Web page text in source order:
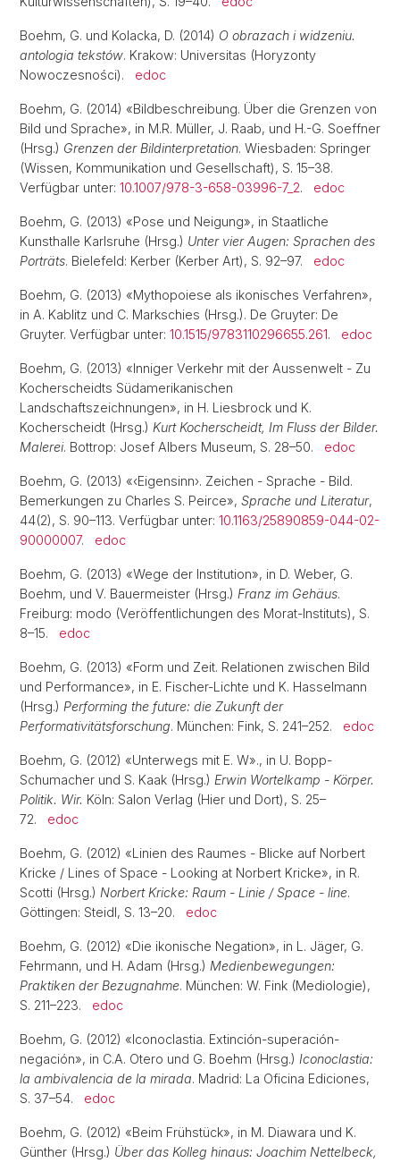
Boehm, G. und Kolacka, D. (2014) O obrazach i widzeniu.
antologia tekstów. Krakow: Universitas (Horyzonty
Nowoczesności). edoc
Boehm, G. (2014) «Bildbeschreibung. Über die Grenzen von
Bild und Sprache», in M.R. Müller, J. Raab, und H.-G. Soeffner
(Hrsg.) Grenzen der Bildinterpretation. Wiesbaden: Springer
(Wissen, Kommunikation und Gesellschaft), S. 15–38.
Verfügbar unter: 10.1007/978-3-658-03996-7_2. edoc
Boehm, G. (2013) «Pose und Neigung», in Staatliche
Kunsthalle Karlsruhe (Hrsg.) Unter vier Augen: Sprachen des
Porträts. Bielefeld: Kerber (Kerber Art), S. 92–97. edoc
Boehm, G. (2013) «Mythopoiese als ikonisches Verfahren»,
in A. Kablitz und C. Markschies (Hrsg.). De Gruyter: De
Gruyter. Verfügbar unter: 10.1515/9783110296655.261. edoc
Boehm, G. (2013) «Inniger Verkehr mit der Aussenwelt - Zu
Kocherscheidts Südamerikanischen
Landschaftszeichnungen», in H. Liesbrock und K.
Kocherscheidt (Hrsg.) Kurt Kocherscheidt, Im Fluss der Bilder.
Malerei. Bottrop: Josef Albers Museum, S. 28–50. edoc
Boehm, G. (2013) «‹Eigensinn›. Zeichen - Sprache - Bild.
Bemerkungen zu Charles S. Peirce», Sprache und Literatur,
44(2), S. 90–113. Verfügbar unter: 10.1163/25890859-044-02-
90000007. edoc
Boehm, G. (2013) «Wege der Institution», in D. Weber, G.
Boehm, und V. Bauermeister (Hrsg.) Franz im Gehäus.
Freiburg: modo (Veröffentlichungen des Morat-Instituts), S.
8–15. edoc
Boehm, G. (2013) «Form und Zeit. Relationen zwischen Bild
und Performance», in E. Fischer-Lichte und K. Hasselmann
(Hrsg.) Performing the future: die Zukunft der
Performativitätsforschung. München: Fink, S. 241–252. edoc
Boehm, G. (2012) «Unterwegs mit E. W»., in U. Bopp-
Schumacher und S. Kaak (Hrsg.) Erwin Wortelkamp - Körper.
Politik. Wir. Köln: Salon Verlag (Hier und Dort), S. 25–
72. edoc
Boehm, G. (2012) «Linien des Raumes - Blicke auf Norbert
Kricke / Lines of Space - Looking at Norbert Kricke», in R.
Scotti (Hrsg.) Norbert Kricke: Raum - Linie / Space - line.
Göttingen: Steidl, S. 13–20. edoc
Boehm, G. (2012) «Die ikonische Negation», in L. Jäger, G.
Fehrmann, und H. Adam (Hrsg.) Medienbewegungen:
Praktiken der Bezugnahme. München: W. Fink (Mediologie),
S. 211–223. edoc
Boehm, G. (2012) «Iconoclastia. Extinción-superación-
negación», in C.A. Otero und G. Boehm (Hrsg.) Iconoclastia:
la ambivalencia de la mirada. Madrid: La Oficina Ediciones,
S. 37–54. edoc
Boehm, G. (2012) «Beim Frühstück», in M. Diawara und K.
Günther (Hrsg.) Über das Kolleg hinaus: Joachim Nettelbeck,